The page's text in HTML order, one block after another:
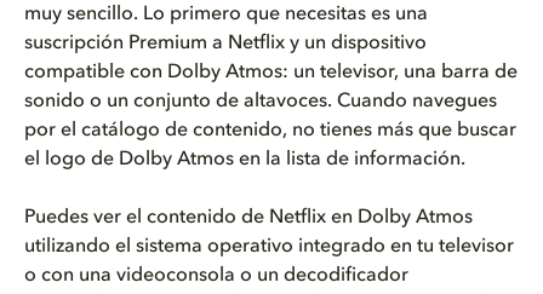
muy sencillo. Lo primero que necesitas es una
suscripción Premium a Netflix y un dispositivo
compatible con Dolby Atmos: un televisor, una barra de
sonido o un conjunto de altavoces. Cuando navegues
por el catálogo de contenido, no tienes más que buscar
el logo de Dolby Atmos en la lista de información.
Puedes ver el contenido de Netflix en Dolby Atmos
utilizando el sistema operativo integrado en tu televisor
o con una videoconsola o un decodificador